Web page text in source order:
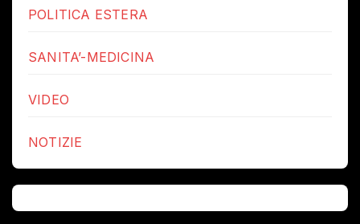
POLITICA ESTERA
SANITA’-MEDICINA
VIDEO
NOTIZIE